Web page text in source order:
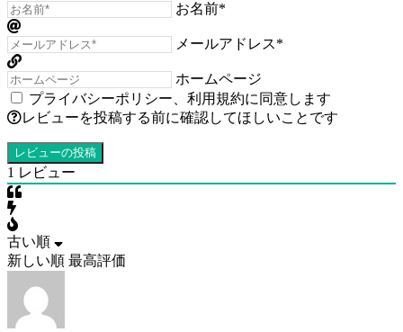
お名前*
メールアドレス*
ホームページ
プライバシーポリシー
利用規約に同意します
レビューを投稿する前に確認してほしいことです
1 レビュー
古い順
新しい順 最高評価